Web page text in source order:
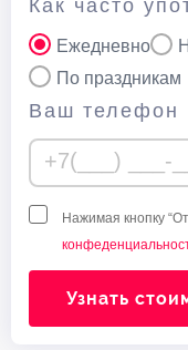
Как часто
Ежедневно
По праздникам
Ваш телефон
Нажимая кнопку
Узнать